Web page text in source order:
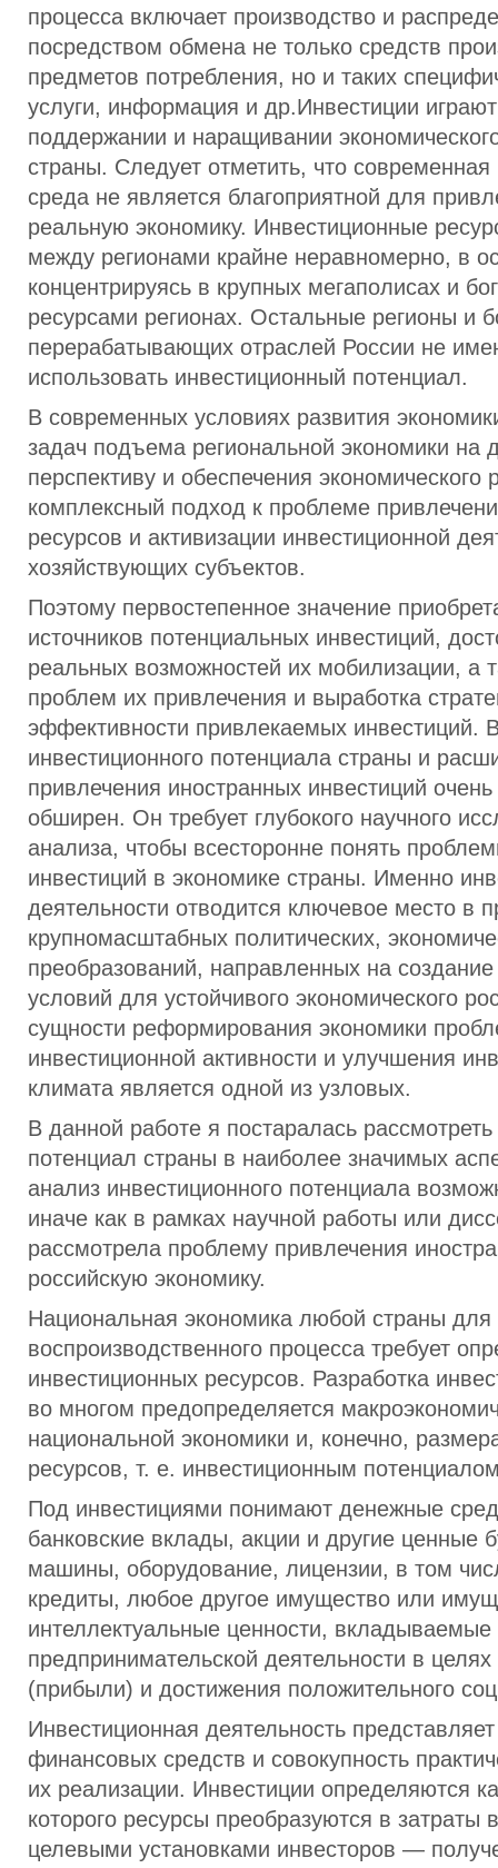
процесса включает производство и
посредством обмена не только средств
предметов потребления, но и таких
услуги, информация и др.Инвестиции
поддержании и наращивании
страны. Следует отметить, что современная
среда не является благоприятной для
реальную экономику. Инвестиционные
между регионами крайне неравномерно, в
концентрируясь в крупных мегаполисах и
ресурсами регионах. Остальные регионы и
перерабатывающих отраслей России не
использовать инвестиционный потенциал.
В современных условиях развития
задач подъема региональной экономики на
перспективу и обеспечения экономического
комплексный подход к проблеме
ресурсов и активизации инвестиционной
хозяйствующих субъектов.
Поэтому первостепенное значение
источников потенциальных инвестиций,
реальных возможностей их мобилизации, а
проблем их привлечения и выработка
эффективности привлекаемых инвестиций.
инвестиционного потенциала страны и
привлечения иностранных инвестиций
обширен. Он требует глубокого научного
анализа, чтобы всесторонне понять
инвестиций в экономике страны. Именно
деятельности отводится ключевое место в
крупномасштабных политических,
преобразований, направленных на
условий для устойчивого экономического
сущности реформирования экономики
инвестиционной активности и улучшения
климата является одной из узловых.
В данной работе я постаралась
потенциал страны в наиболее значимых
анализ инвестиционного потенциала
иначе как в рамках научной работы или
рассмотрела проблему привлечения
российскую экономику.
Национальная экономика любой страны для
воспроизводственного процесса требует
инвестиционных ресурсов. Разработка
во многом предопределяется
национальной экономики и, конечно,
ресурсов, т. е. инвестиционным
Под инвестициями понимают денежные
банковские вклады, акции и другие ценные
машины, оборудование, лицензии, в том
кредиты, любое другое имущество или
интеллектуальные ценности,
предпринимательской деятельности в
(прибыли) и достижения положительного
Инвестиционная деятельность
финансовых средств и совокупность
их реализации. Инвестиции определяются
которого ресурсы преобразуются в затраты
целевыми установками инвесторов —